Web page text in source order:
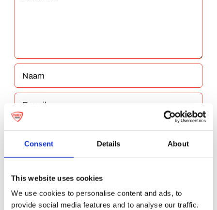
Consent Details About
This website uses cookies
We use cookies to personalise content and ads, to
provide social media features and to analyse our traffic.
in deze browser voor de volgende keer dat ik
reageer.